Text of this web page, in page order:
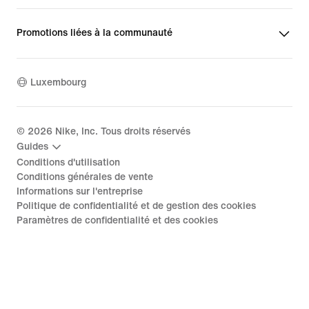
Promotions liées à la communauté
Luxembourg
© 2026 Nike, Inc. Tous droits réservés
Guides
Conditions d'utilisation
Conditions générales de vente
Informations sur l'entreprise
Politique de confidentialité et de gestion des cookies
Paramètres de confidentialité et des cookies